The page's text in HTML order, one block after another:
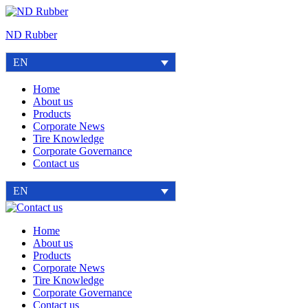
Skip
content
ND Rubber
EN
Home
About us
Products
Corporate News
Tire Knowledge
Corporate Governance
Contact us
EN
Contact
Home
About us
Products
Corporate News
Tire Knowledge
Corporate Governance
Contact us